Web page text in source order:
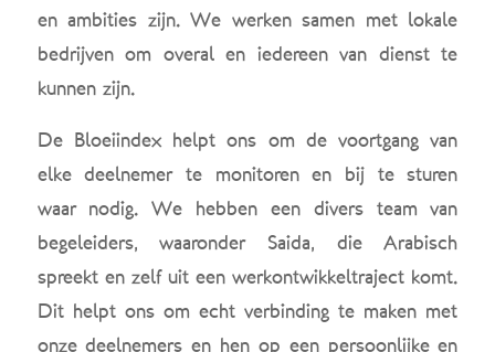
en ambities zijn. We werken samen met lokale
bedrijven om overal en iedereen van dienst te
kunnen zijn.
De Bloeiindex helpt ons om de voortgang van
elke deelnemer te monitoren en bij te sturen
waar nodig. We hebben een divers team van
begeleiders, waaronder Saida, die Arabisch
spreekt en zelf uit een werkontwikkeltraject komt.
Dit helpt ons om echt verbinding te maken met
onze deelnemers en hen op een persoonlijke en